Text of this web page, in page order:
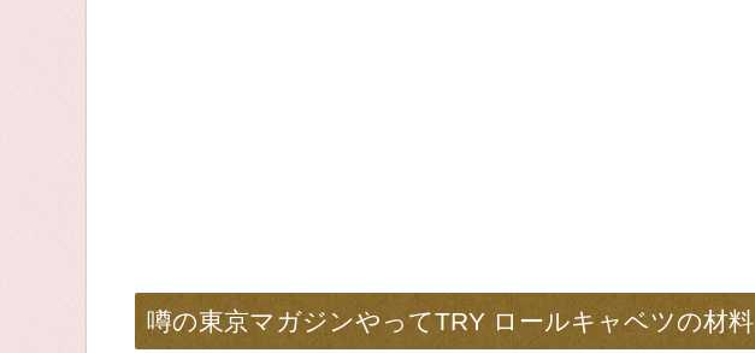
噂の東京マガジンやってTRY ロールキャベツの材料